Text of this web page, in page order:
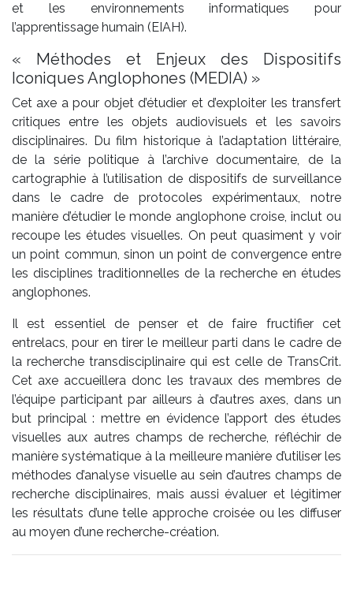
et les environnements informatiques pour
l’apprentissage humain (EIAH).
« Méthodes et Enjeux des Dispositifs
Iconiques Anglophones (MEDIA) »
Cet axe a pour objet d’étudier et d’exploiter les transfert
critiques entre les objets audiovisuels et les savoirs
disciplinaires. Du film historique à l’adaptation littéraire,
de la série politique à l’archive documentaire, de la
cartographie à l’utilisation de dispositifs de surveillance
dans le cadre de protocoles expérimentaux, notre
manière d’étudier le monde anglophone croise, inclut ou
recoupe les études visuelles. On peut quasiment y voir
un point commun, sinon un point de convergence entre
les disciplines traditionnelles de la recherche en études
anglophones.
Il est essentiel de penser et de faire fructifier cet
entrelacs, pour en tirer le meilleur parti dans le cadre de
la recherche transdisciplinaire qui est celle de TransCrit.
Cet axe accueillera donc les travaux des membres de
l’équipe participant par ailleurs à d’autres axes, dans un
but principal : mettre en évidence l’apport des études
visuelles aux autres champs de recherche, réfléchir de
manière systématique à la meilleure manière d’utiliser les
méthodes d’analyse visuelle au sein d’autres champs de
recherche disciplinaires, mais aussi évaluer et légitimer
les résultats d’une telle approche croisée ou les diffuser
au moyen d’une recherche-création.